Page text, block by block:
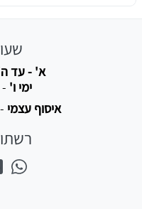
א' - עד
ימי ו' -
איסוף עצמי